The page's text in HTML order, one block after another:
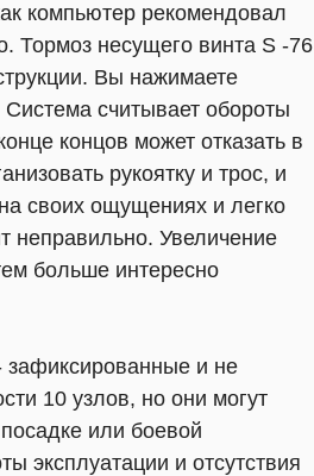
компьютер рекомендовал
Тормоз несущего винта S -76
Вы нажимаете
считывает обороты
концов может отказать в
рукоятку и трос, и
своих ощущениях и легко
неправильно. Увеличение
больше интересно
и не
10 узлов, но они могут
или боевой
эксплуатации и отсутствия